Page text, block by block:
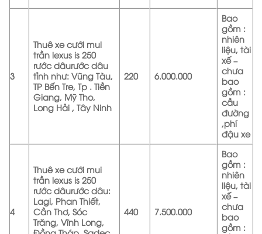
3
Thuê xe cưới mui
trần lexus is 250
rước dâurước dâu
tỉnh như: Vũng Tàu,
TP Bến Tre, Tp . Tiền
Giang, Mỹ Tho,
Long Hải , Tây Ninh
220 6.000.000
Bao
gồm :
nhiên
liệu, tài
xế –
chưa
bao
gồm :
cầu
đường
,phí
đậu xe
4
Thuê xe cưới mui
trần lexus is 250
rước dâurước dâu:
Lagi, Phan Thiết,
Cần Thơ, Sóc
Trăng, Vĩnh Long,
440 7.500.000
Bao
gồm :
nhiên
liệu, tài
xế –
chưa
bao
gồm :